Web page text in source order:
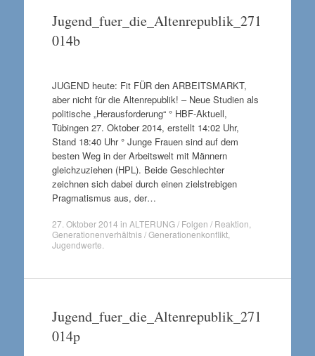
Jugend_fuer_die_Altenrepublik_271
014b
JUGEND heute: Fit FÜR den ARBEITSMARKT,
aber nicht für die Altenrepublik! – Neue Studien als
politische „Herausforderung“ ° HBF-Aktuell,
Tübingen 27. Oktober 2014, erstellt 14:02 Uhr,
Stand 18:40 Uhr ° Junge Frauen sind auf dem
besten Weg in der Arbeitswelt mit Männern
gleichzuziehen (HPL). Beide Geschlechter
zeichnen sich dabei durch einen zielstrebigen
Pragmatismus aus, der…
27. Oktober 2014 in ALTERUNG / Folgen / Reaktion
Generationenverhältnis / Generationenkonflikt,
Jugendwerte
Jugend_fuer_die_Altenrepublik_271
014p